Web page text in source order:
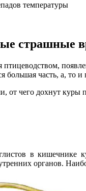
температуры
страшные
большая часть, а, то и
от чего дохнут куры
глистов в
органов.